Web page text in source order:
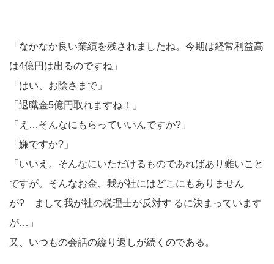
「なかなか良い業績を残されましたね。今期は経常利益高
は4億円は出るのですね」
「はい、お陰さまで」
「退職金5億円取れますね！」
「え…そんなにもらっていいんですか?」
「嫌ですか?」
「いいえ。そんなにいただけるものであればあり難いこと
ですが。そんなお金、我が社にはどこにもありません
が? まして我が社の税理士が反対す るに決まっています
が…」
又、いつもの会話の繰り返しが続くのである。